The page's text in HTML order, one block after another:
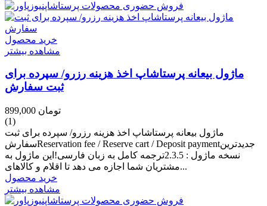
خرید محصول
مشاهده بیشتر
ماژول بیعانه پرستاشاپ اخذ هزینه رزرو/ سپرده برای
ثبت سفارش
899,000 تومان
(1)
ماژول بیعانه پرستاشاپ اخذ هزینه رزرو/ سپرده برای ثبت
سفارشReservation fee / Reserve cart / Deposit paymentجدیدترین
نسخه ماژول : 2.3.5ترجمه کامل به زبان فارسی!این ماژول به
مشتریان شما اجازه می دهد تا اقلام و کالاهای...
خرید محصول
مشاهده بیشتر